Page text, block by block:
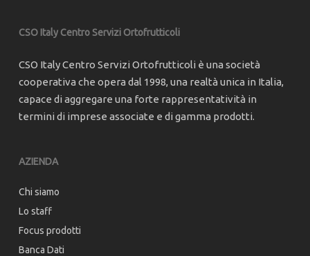
CSO Italy Centro Servizi Ortofrutticoli
CSO Italy Centro Servizi Ortofrutticoli è una società
cooperativa che opera dal 1998, una realtà unica in Italia,
capace di aggregare una forte rappresentatività in
termini di imprese associate e di gamma prodotti.
AZIENDA
Chi siamo
Lo staff
Focus prodotti
Banca Dati